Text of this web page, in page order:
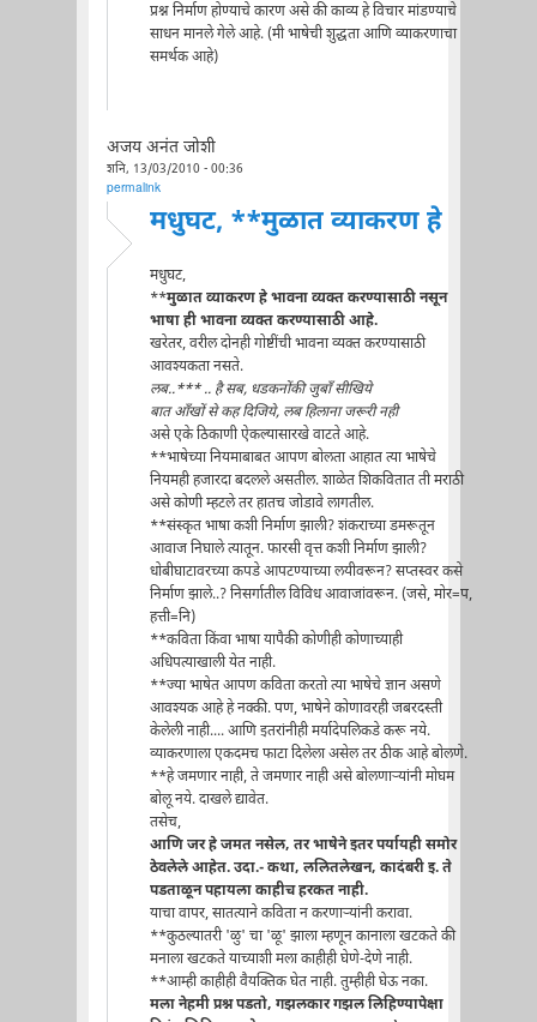
प्रश्न निर्माण होण्याचे कारण असे की काव्य हे विचार मांडण्याचे
साधन मानले गेले आहे. (मी भाषेची शुद्धता आणि व्याकरणाचा
समर्थक आहे)
अजय अनंत जोशी
शनि, 13/03/2010 - 00:36
permalink
मधुघट, **मुळात व्याकरण हे
मधुघट,
**मुळात व्याकरण हे भावना व्यक्त करण्यासाठी नसून
भाषा ही भावना व्यक्त करण्यासाठी आहे.
खरेतर, वरील दोनही गोष्टींची भावना व्यक्त करण्यासाठी
आवश्यकता नसते.
लब..*** .. है सब, धडकनोंकी जुबाँ सीखिये
बात आँखों से कह दिजिये, लब हिलाना जरूरी नही
असे एके ठिकाणी ऐकल्यासारखे वाटते आहे.
**भाषेच्या नियमाबाबत आपण बोलता आहात त्या भाषेचे
नियमही हजारदा बदलले असतील. शाळेत शिकवितात ती मराठी
असे कोणी म्हटले तर हातच जोडावे लागतील.
**संस्कृत भाषा कशी निर्माण झाली? शंकराच्या डमरूतून
आवाज निघाले त्यातून. फारसी वृत्त कशी निर्माण झाली?
धोबीघाटावरच्या कपडे आपटण्याच्या लयीवरून? सप्तस्वर कसे
निर्माण झाले..? निसर्गातील विविध आवाजांवरून. (जसे, मोर=प,
हत्ती=नि)
**कविता किंवा भाषा यापैकी कोणीही कोणाच्याही
अधिपत्याखाली येत नाही.
**ज्या भाषेत आपण कविता करतो त्या भाषेचे ज्ञान असणे
आवश्यक आहे हे नक्की. पण, भाषेने कोणावरही जबरदस्ती
केलेली नाही.... आणि इतरांनीही मर्यादेपलिकडे करू नये.
व्याकरणाला एकदमच फाटा दिलेला असेल तर ठीक आहे बोलणे.
**हे जमणार नाही, ते जमणार नाही असे बोलणार्‍यांनी मोघम
बोलू नये. दाखले द्यावेत.
तसेच,
आणि जर हे जमत नसेल, तर भाषेने इतर पर्यायही समोर
ठेवलेले आहेत. उदा.- कथा, ललितलेखन, कादंबरी इ. ते
पडताळून पहायला काहीच हरकत नाही.
याचा वापर, सातत्याने कविता न करणार्‍यांनी करावा.
**कुठल्यातरी 'ळु' चा 'ळू' झाला म्हणून कानाला खटकते की
मनाला खटकते याच्याशी मला काहीही घेणे-देणे नाही.
**आम्ही काहीही वैयक्तिक घेत नाही. तुम्हीही घेऊ नका.
मला नेहमी प्रश्न पडतो, गझलकार गझल लिहिण्यापेक्षा